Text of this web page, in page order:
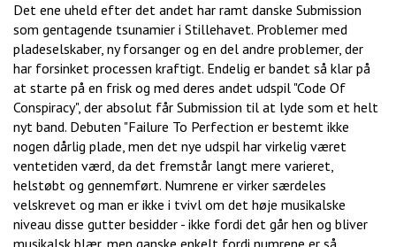
Det ene uheld efter det andet har ramt danske Submission
som gentagende tsunamier i Stillehavet. Problemer med
pladeselskaber, ny forsanger og en del andre problemer, der
har forsinket processen kraftigt. Endelig er bandet så klar på
at starte på en frisk og med deres andet udspil "Code Of
Conspiracy", der absolut får Submission til at lyde som et helt
nyt band. Debuten "Failure To Perfection er bestemt ikke
nogen dårlig plade, men det nye udspil har virkelig været
ventetiden værd, da det fremstår langt mere varieret,
helstøbt og gennemført. Numrene er virker særdeles
velskrevet og man er ikke i tvivl om det høje musikalske
niveau disse gutter besidder - ikke fordi det går hen og bliver